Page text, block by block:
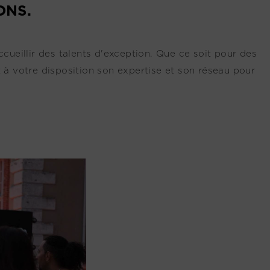
des talents d'exception. Que ce soit pour des
votre disposition son expertise et son réseau pour